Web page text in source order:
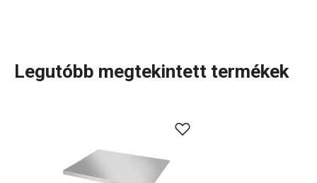
széles választéka tökéletesen illeszkedik
Ezt a termékcsaládot az egységes dizájn és a teljesen
Legutóbb megtekintett termékek